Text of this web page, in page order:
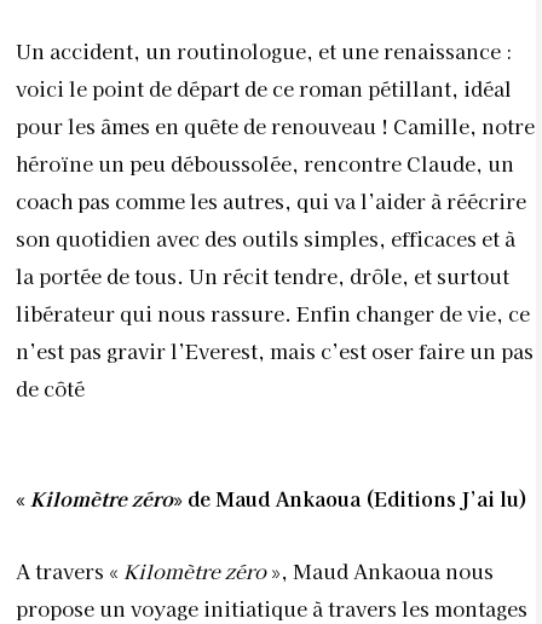
Un accident, un routinologue, et une renaissance :
voici le point de départ de ce roman pétillant, idéal
pour les âmes en quête de renouveau ! Camille, notre
héroïne un peu déboussolée, rencontre Claude, un
coach pas comme les autres, qui va l’aider à réécrire
son quotidien avec des outils simples, efficaces et à
la portée de tous. Un récit tendre, drôle, et surtout
libérateur qui nous rassure. Enfin changer de vie, ce
n’est pas gravir l’Everest, mais c’est oser faire un pas
de côté
« Kilomètre zéro» de Maud Ankaoua (Editions J’ai lu)
A travers « Kilomètre zéro», Maud Ankaoua nous
propose un voyage initiatique à travers les montages